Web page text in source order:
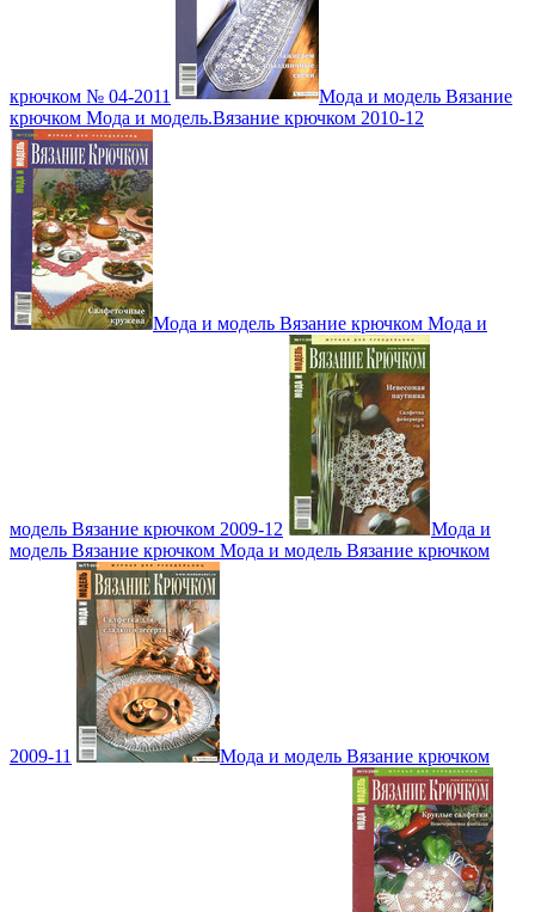
крючком № 04-2011
Мода и модель Вязание
крючком Мода и модель.Вязание крючком 2010-12
Мода и модель Вязание крючком Мода и
модель Вязание крючком 2009-12
Мода и
модель Вязание крючком Мода и модель Вязание крючком
2009-11 Мода и модель Вязание крючком